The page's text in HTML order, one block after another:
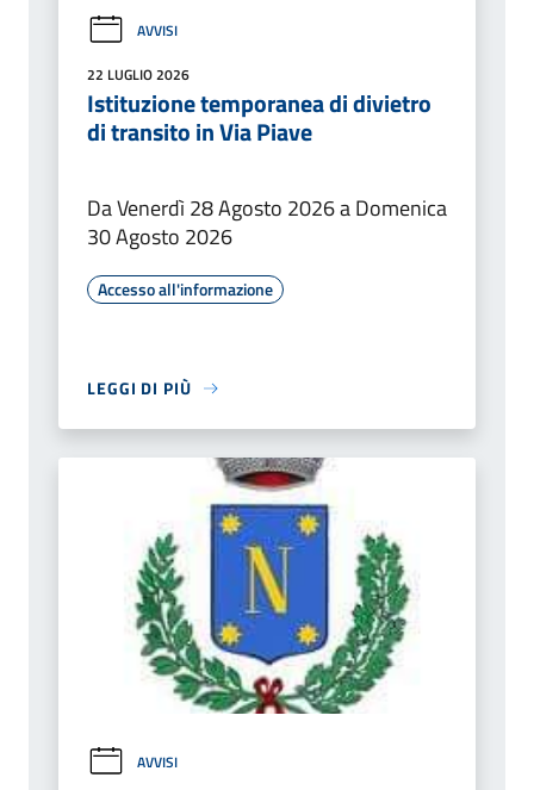
AVVISI
22 LUGLIO 2026
Istituzione temporanea di divietro
di transito in Via Piave
Da Venerdì 28 Agosto 2026 a Domenica
30 Agosto 2026
Accesso all'informazione
LEGGI DI PIÙ
AVVISI